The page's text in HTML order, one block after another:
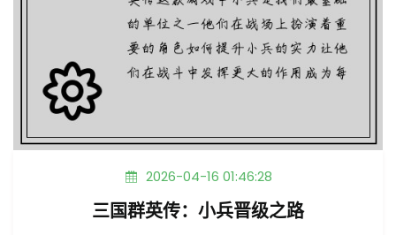
2026-04-16 01:46:28
三国群英传：小兵晋级之路